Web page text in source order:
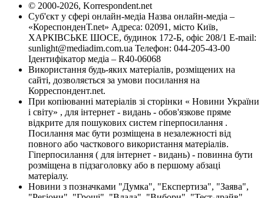
© 2000-2026, Korrespondent.net
Суб'єкт у сфері онлайн-медіа Назва онлайн-медіа –
«КореспонденТ.net» Адреса: 02091, місто Київ,
ХАРКІВСЬКЕ ШОСЕ, будинок 172-Б, офіс 208/1 E-mail:
sunlight@mediadim.com.ua Телефон: 044-205-43-00
Ідентифікатор медіа – R40-06068
Використання будь-яких матеріалів, розміщених на
сайті, дозволяється за умови посилання на
Корреспондент.net.
При копіюванні матеріалів зі сторінки « Новини України
і світу» , для інтернет - видань - обов'язкове пряме
відкрите для пошукових систем гіперпосилання .
Посилання має бути розміщена в незалежності від
повного або часткового використання матеріалів.
Гіперпосилання ( для інтернет - видань) - повинна бути
розміщена в підзаголовку або в першому абзаці
матеріалу.
Новини з позначками "Думка", "Експертиза", "Заява",